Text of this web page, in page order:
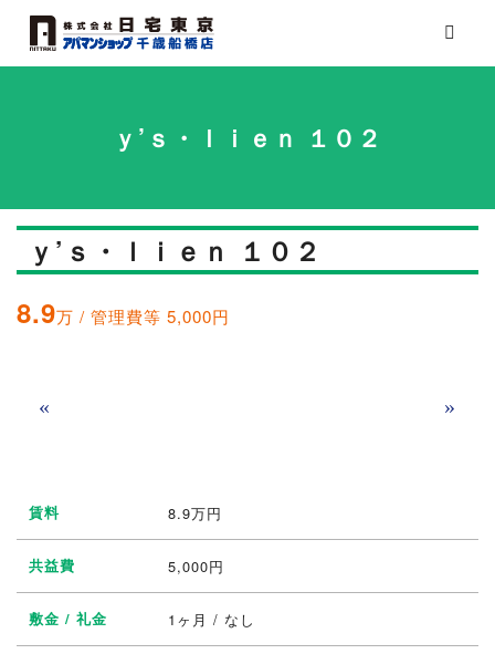
ｙ’ｓ・ｌｉｅｎ １０２
ｙ’ｓ・ｌｉｅｎ １０２
8.9万 / 管理費等 5,000円
« »
賃料 8.9万円
共益費 5,000円
敷金 / 礼金 1ヶ月 / なし